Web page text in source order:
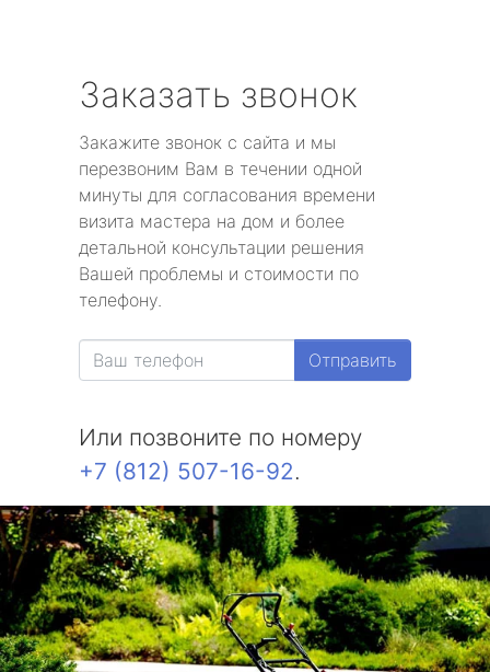
Заказать звонок
Закажите звонок с сайта и мы
перезвоним Вам в течении одной
минуты для согласования времени
визита мастера на дом и более
детальной консультации решения
Вашей проблемы и стоимости по
телефону.
Отправить
Или позвоните по номеру
+7 (812) 507-16-92.